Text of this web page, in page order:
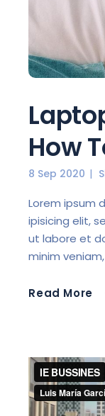
How
8 Sep 2020
Lorem ipsum
ipisicing elit,
ut labore et
minim
Read More